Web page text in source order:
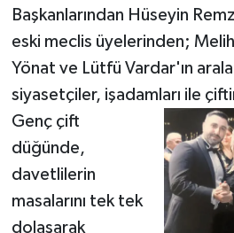
Başkanlarından Hüseyin
eski meclis üyelerinden;
Yönat ve Lütfü Vardar'ın
siyasetçiler, işadamları ile
Genç çift
düğünde,
davetlilerin
masalarını tek tek
dolaşarak